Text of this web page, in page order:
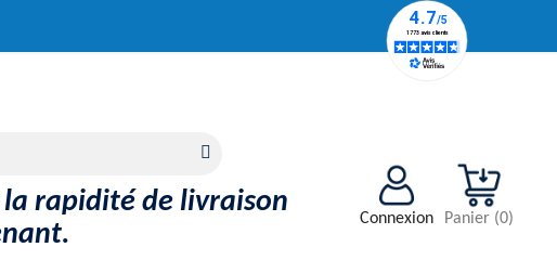
rapidité de livraison
Connexion Panier (0)